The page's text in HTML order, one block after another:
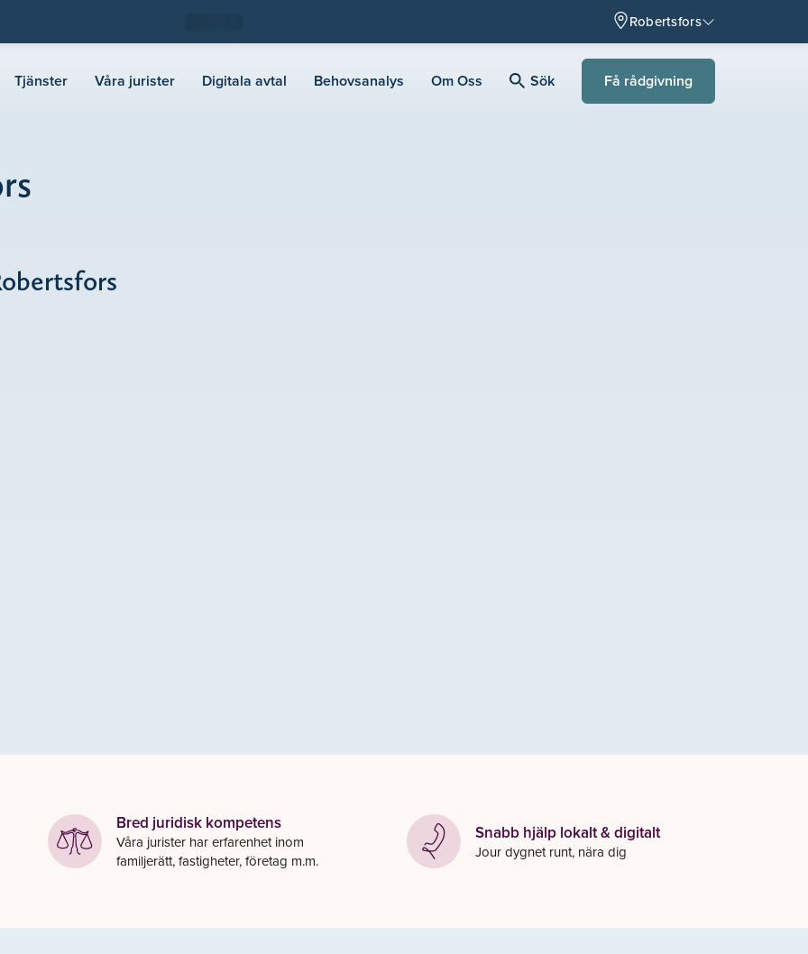
Robertsfors
Tjänster Våra jurister Digitala avtal Behovsanalys Om Oss Sök Få rådgivning
Bred juridisk kompetens
Våra jurister har erfarenhet inom
familjerätt, fastigheter, företag m.m.
Snabb hjälp lokalt & digitalt
Jour dygnet runt, nära dig